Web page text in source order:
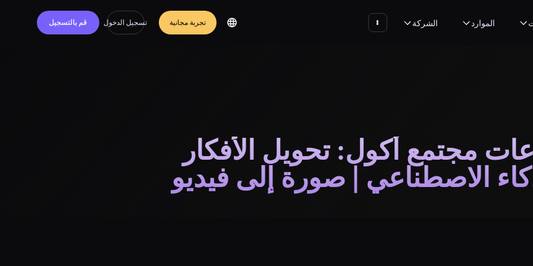
الموارد الشركة تجربة مجانية تسجيل الدخول قم بالتسجيل
مجتمع أكول: تحويل الأفكار
الاصطناعي | صورة إلى فيديو